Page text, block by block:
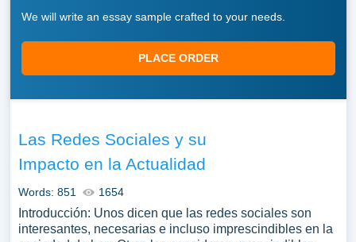
We will write an essay sample crafted to your needs.
PLACE ORDER
Las Redes Sociales y su
Impacto en la Actualidad
Words: 851 1654
Introducción: Unos dicen que las redes sociales son
interesantes, necesarias e incluso imprescindibles en la